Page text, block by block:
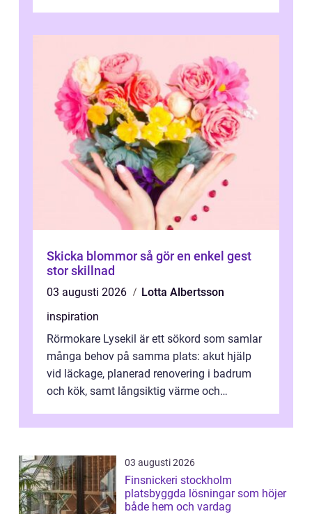
Skicka blommor så gör en enkel gest
stor skillnad
03 augusti 2026
Lotta Albertsson
inspiration
Rörmokare Lysekil är ett sökord som samlar
många behov på samma plats: akut hjälp
vid läckage, planerad renovering i badrum
och kök, samt långsiktig värme och
03 augusti 2026
Finsnickeri stockholm
platsbyggda lösningar som höjer
både hem och vardag